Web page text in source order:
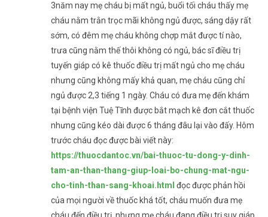
3năm nay mẹ cháu bị mất ngủ, buổi tối cháu thấy mẹ
cháu nằm trằn trọc mãi không ngủ được, sáng dậy rất
sớm, có đêm mẹ cháu không chợp mắt được tí nào,
trưa cũng nằm thế thôi không có ngủ, bác sĩ điều trị
tuyến giáp có kê thuốc điều trị mất ngủ cho mẹ cháu
nhưng cũng không mấy khả quan, mẹ cháu cũng chỉ
ngủ được 2,3 tiếng 1 ngày. Cháu có đưa mẹ đến khám
tại bệnh viện Tuệ Tĩnh được bắt mạch kê đơn cắt thuốc
nhưng cũng kéo dài được 6 tháng đâu lại vào đấy. Hôm
trước cháu đọc được bài viết này:
https://thuocdantoc.vn/bai-thuoc-tu-dong-y-dinh-
tam-an-than-thang-giup-loai-bo-chung-mat-ngu-
cho-tinh-than-sang-khoai.html đọc được phản hồi
của mọi người về thuốc khá tốt, cháu muốn đưa mẹ